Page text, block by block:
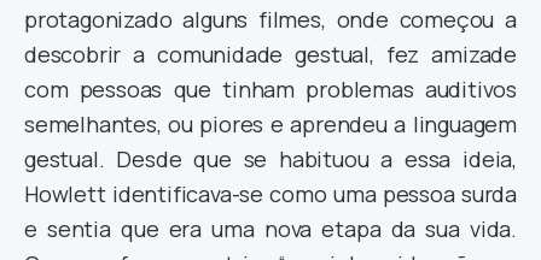
protagonizado alguns filmes, onde começou a
descobrir a comunidade gestual, fez amizade
com pessoas que tinham problemas auditivos
semelhantes, ou piores e aprendeu a linguagem
gestual. Desde que se habituou a essa ideia,
Howlett identificava-se como uma pessoa surda
e sentia que era uma nova etapa da sua vida.